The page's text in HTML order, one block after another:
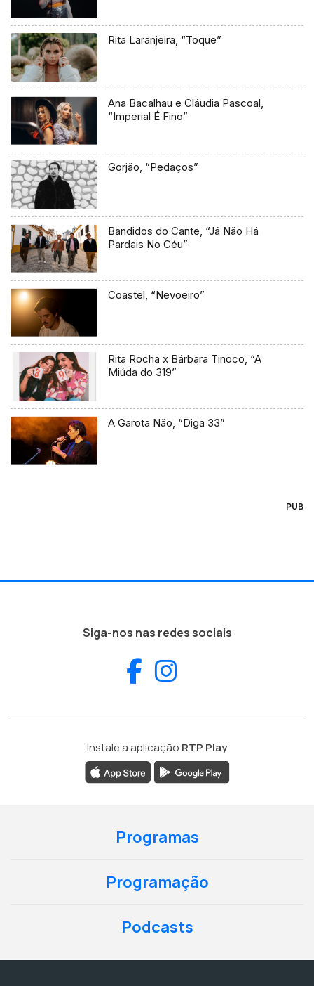
Rita Laranjeira, “Toque”
Ana Bacalhau e Cláudia Pascoal,
“Imperial É Fino”
Gorjão, “Pedaços”
Bandidos do Cante, “Já Não Há
Pardais No Céu”
Coastel, “Nevoeiro”
Rita Rocha x Bárbara Tinoco, “A
Miúda do 319”
A Garota Não, “Diga 33”
PUB
Siga-nos nas redes sociais
Facebook
Instale a aplicação RTP Play
Programas
Programação
Podcasts